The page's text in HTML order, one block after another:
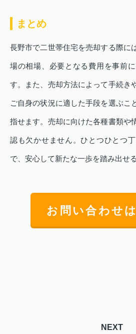
まとめ
長野市で二世帯住宅を売却する際に
場の相場、必要となる費用を事前
す。また、売却方法によって手続き
ご自身の状況に適した手段を選ぶこ
指せます。売却に向けた各種書類や
認も欠かせません。ひとつひとつ
で、安心して新たな一歩を踏み出せ
お問い合わせ
NEXT